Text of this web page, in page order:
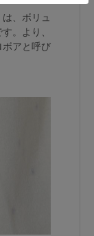
、ボリュ
。より、
アと呼び